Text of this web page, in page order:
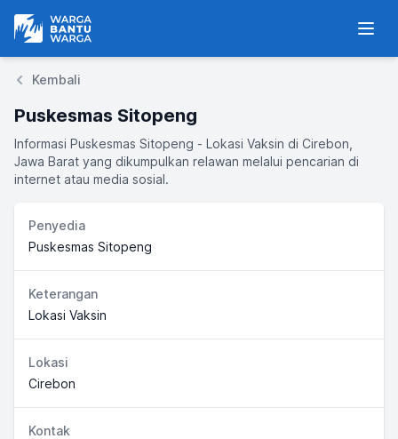
Warga Bantu Warga
Kembali
Puskesmas Sitopeng
Informasi Puskesmas Sitopeng - Lokasi Vaksin di Cirebon,
Jawa Barat yang dikumpulkan relawan melalui pencarian di
internet atau media sosial.
Penyedia
Puskesmas Sitopeng
Keterangan
Lokasi Vaksin
Lokasi
Cirebon
Kontak